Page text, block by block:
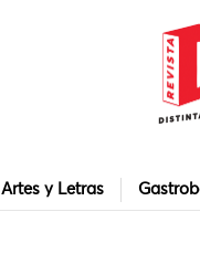
Artes y Letras